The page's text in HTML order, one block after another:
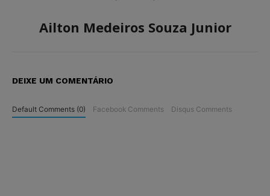
Ailton Medeiros Souza Junior
DEIXE UM COMENTÁRIO
Default Comments (0) Facebook Comments Disqus Comments